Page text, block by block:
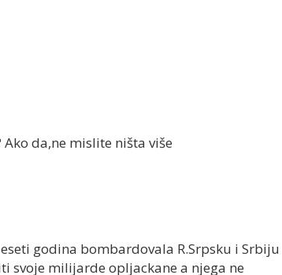
Ako da,ne mislite ništa više
godina bombardovala R.Srpsku i Srbiju
svoje milijarde opljackane a njega ne